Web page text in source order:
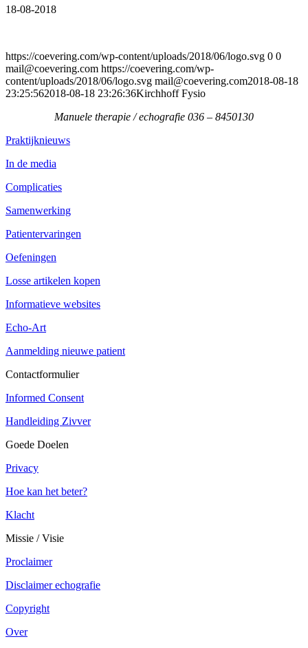
18-08-2018
https://coevering.com/wp-content/uploads/2018/06/logo.svg 0 0
mail@coevering.com https://coevering.com/wp-
content/uploads/2018/06/logo.svg mail@coevering.com2018-08-18
23:25:562018-08-18 23:26:36Kirchhoff Fysio
Manuele therapie / echografie 036 – 8450130
Praktijknieuws
In de media
Complicaties
Samenwerking
Patientervaringen
Oefeningen
Losse artikelen kopen
Informatieve websites
Echo-Art
Aanmelding nieuwe patient
Contactformulier
Informed Consent
Handleiding Zivver
Goede Doelen
Privacy
Hoe kan het beter?
Klacht
Missie / Visie
Proclaimer
Disclaimer echografie
Copyright
Over